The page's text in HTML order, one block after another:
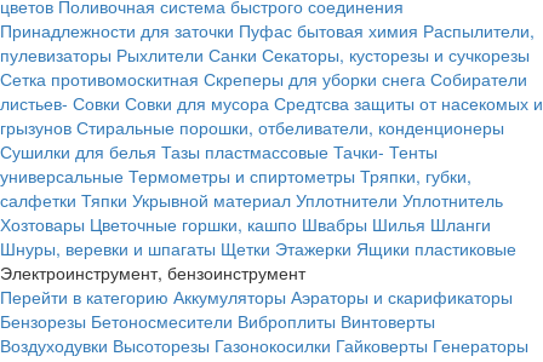
цветов Поливочная система быстрого соединения
Принадлежности для заточки Пуфас бытовая химия Распылители,
пулевизаторы Рыхлители Санки Секаторы, кусторезы и сучкорезы
Сетка противомоскитная Скреперы для уборки снега Собиратели
листьев- Совки Совки для мусора Средтсва защиты от насекомых и
грызунов Стиральные порошки, отбеливатели, конденционеры
Сушилки для белья Тазы пластмассовые Тачки- Тенты
универсальные Термометры и спиртометры Тряпки, губки,
салфетки Тяпки Укрывной материал Уплотнители Уплотнитель
Хозтовары Цветочные горшки, кашпо Швабры Шилья Шланги
Шнуры, веревки и шпагаты Щетки Этажерки Ящики пластиковые
Электроинструмент, бензоинструмент
Перейти в категорию Аккумуляторы Аэраторы и скарификаторы
Бензорезы Бетоносмесители Виброплиты Винтоверты
Воздуходувки Высоторезы Газонокосилки Гайковерты Генераторы